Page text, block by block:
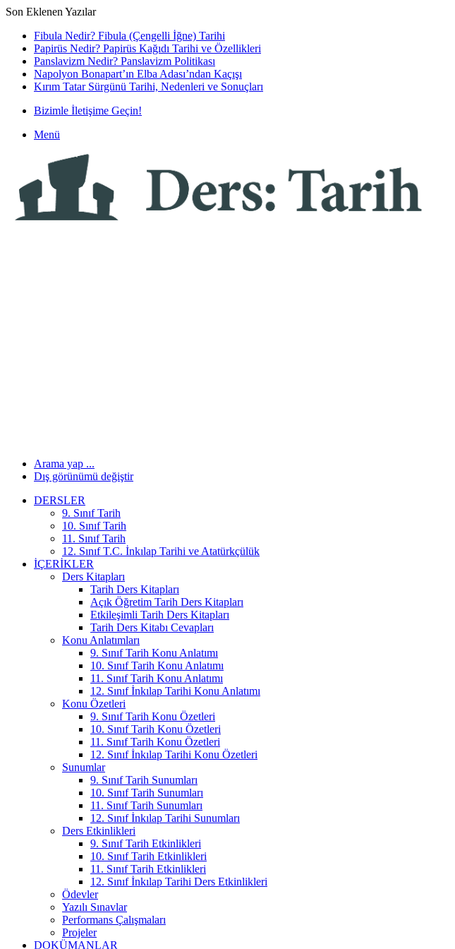
Son Eklenen Yazılar
Fibula Nedir? Fibula (Çengelli İğne) Tarihi
Papirüs Nedir? Papirüs Kağıdı Tarihi ve Özellikleri
Panslavizm Nedir? Panslavizm Politikası
Napolyon Bonapart’ın Elba Adası’ndan Kaçışı
Kırım Tatar Sürgünü Tarihi, Nedenleri ve Sonuçları
Bizimle İletişime Geçin!
Menü
Arama yap ...
Dış görünümü değiştir
DERSLER
9. Sınıf Tarih
10. Sınıf Tarih
11. Sınıf Tarih
12. Sınıf T.C. İnkılap Tarihi ve Atatürkçülük
İÇERIKLER
Ders Kitapları
Tarih Ders Kitapları
Açık Öğretim Tarih Ders Kitapları
Etkileşimli Tarih Ders Kitapları
Tarih Ders Kitabı Cevapları
Konu Anlatımları
9. Sınıf Tarih Konu Anlatımı
10. Sınıf Tarih Konu Anlatımı
11. Sınıf Tarih Konu Anlatımı
12. Sınıf İnkılap Tarihi Konu Anlatımı
Konu Özetleri
9. Sınıf Tarih Konu Özetleri
10. Sınıf Tarih Konu Özetleri
11. Sınıf Tarih Konu Özetleri
12. Sınıf İnkılap Tarihi Konu Özetleri
Sunumlar
9. Sınıf Tarih Sunumları
10. Sınıf Tarih Sunumları
11. Sınıf Tarih Sunumları
12. Sınıf İnkılap Tarihi Sunumları
Ders Etkinlikleri
9. Sınıf Tarih Etkinlikleri
10. Sınıf Tarih Etkinlikleri
11. Sınıf Tarih Etkinlikleri
12. Sınıf İnkılap Tarihi Ders Etkinlikleri
Ödevler
Yazılı Sınavlar
Performans Çalışmaları
Projeler
DOKÜMANLAR